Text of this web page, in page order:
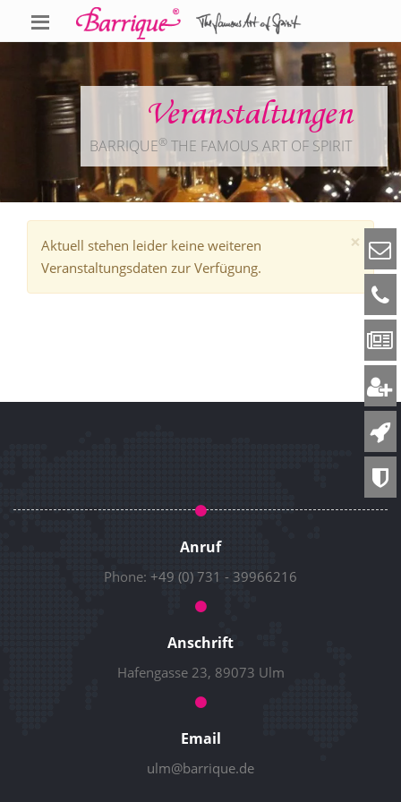
Veranstaltungen
BARRIQUE® THE FAMOUS ART OF SPIRIT
×
Aktuell stehen leider keine weiteren
Veranstaltungsdaten zur Verfügung.
Anruf
Phone: +49 (0) 731 - 39966216
Anschrift
Hafengasse 23, 89073 Ulm
Email
ulm@barrique.de